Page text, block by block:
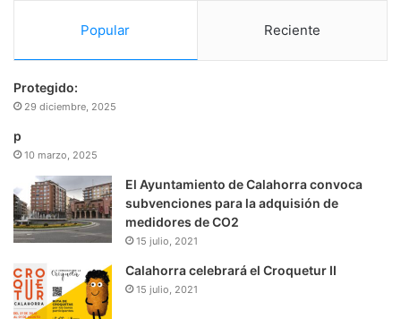
Popular Reciente
Protegido:
29 diciembre, 2025
p
10 marzo, 2025
El Ayuntamiento de Calahorra convoca
subvenciones para la adquisión de
medidores de CO2
15 julio, 2021
Calahorra celebrará el Croquetur II
15 julio, 2021